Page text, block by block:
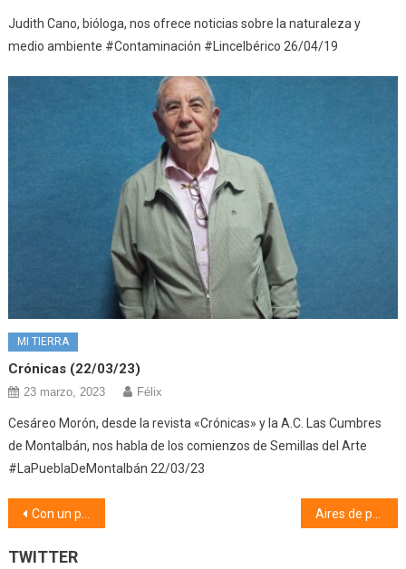
Judith Cano, bióloga, nos ofrece noticias sobre la naturaleza y
medio ambiente #Contaminación #LinceIbérico 26/04/19
MI TIERRA
Crónicas (22/03/23)
23 marzo, 2023 Félix
Cesáreo Morón, desde la revista «Crónicas» y la A.C. Las Cumbres
de Montalbán, nos habla de los comienzos de Semillas del Arte
#LaPueblaDeMontalbán 22/03/23
Navegación
de
Con un par de pelotas (06/10/25) Aires de pueblo (07/10/25)
TWITTER